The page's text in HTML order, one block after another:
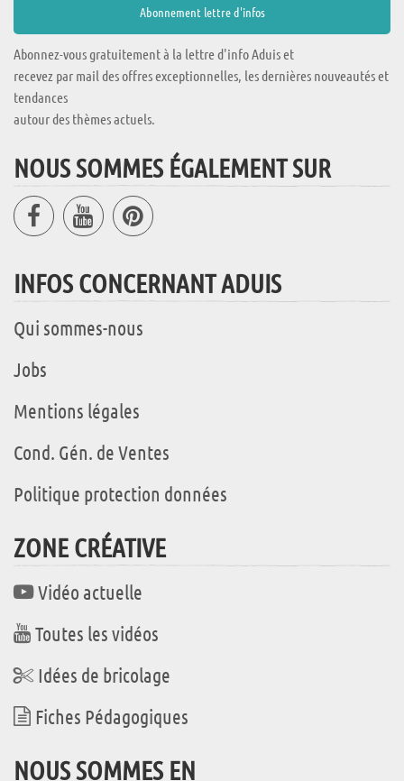
Abonnez-vous gratuitement à la lettre d'info Aduis et
recevez par mail des offres exceptionnelles, les dernières nouveautés et
tendances
autour des thèmes actuels.
NOUS SOMMES ÉGALEMENT SUR
INFOS CONCERNANT ADUIS
Qui sommes-nous
Jobs
Mentions légales
Cond. Gén. de Ventes
Politique protection données
ZONE CRÉATIVE
Vidéo actuelle
Toutes les vidéos
Idées de bricolage
Fiches Pédagogiques
NOUS SOMMES EN